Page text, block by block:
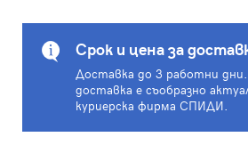
Срок и цена за
Доставка до 3 работни
доставка е съобразно
куриерска фирма СПИДИ.